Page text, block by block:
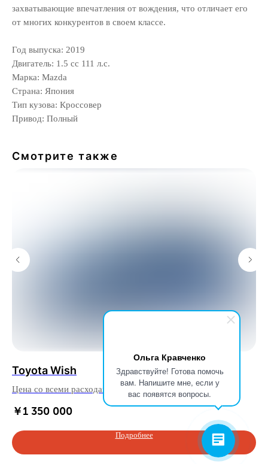
Ольга Кравченко
Здравствуйте! Готова помочь
вам. Напишите мне, если у
вас появятся вопросы.
захватывающие впечатления от вождения, что отличает его
от многих конкурентов в своем классе.
Год выпуска: 2019
Двигатель: 1.5 сс 111 л.с.
Марка: Mazda
Страна: Япония
Тип кузова: Кроссовер
Привод: Полный
Смотрите также
Toyota Wish
Цена со всеми расходами до Владивостока, RUB
￥1 350 000
Подробнее